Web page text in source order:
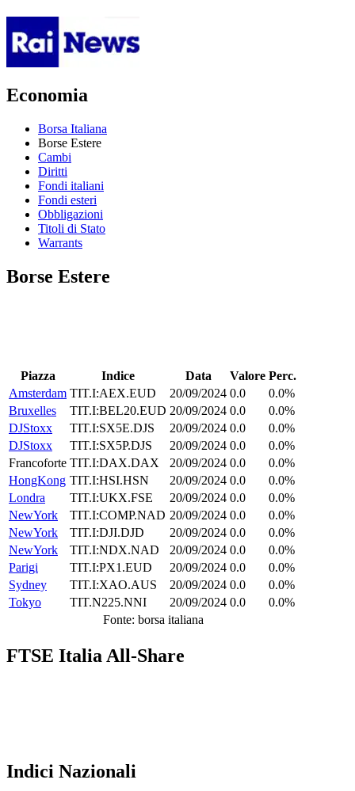
Economia
Borsa Italiana
Borse Estere
Cambi
Diritti
Fondi italiani
Fondi esteri
Obbligazioni
Titoli di Stato
Warrants
Borse Estere
Piazza Indice Data Valore Perc.
Amsterdam TIT.I:AEX.EUD 20/09/2024 0.0
0.0%
Bruxelles
TIT.I:BEL20.EUD 20/09/2024 0.0
0.0%
DJStoxx
TIT.I:SX5E.DJS 20/09/2024 0.0
0.0%
DJStoxx
TIT.I:SX5P.DJS 20/09/2024 0.0
0.0%
Francoforte TIT.I:DAX.DAX 20/09/2024 0.0
0.0%
HongKong TIT.I:HSI.HSN 20/09/2024 0.0
0.0%
Londra
TIT.I:UKX.FSE 20/09/2024 0.0
0.0%
NewYork
TIT.I:COMP.NAD 20/09/2024 0.0
0.0%
NewYork
TIT.I:DJI.DJD 20/09/2024 0.0
0.0%
NewYork
TIT.I:NDX.NAD 20/09/2024 0.0
0.0%
Parigi
TIT.I:PX1.EUD 20/09/2024 0.0
0.0%
Sydney
TIT.I:XAO.AUS 20/09/2024 0.0
0.0%
Tokyo
TIT.N225.NNI 20/09/2024 0.0
0.0%
Fonte: borsa italiana
FTSE Italia All-Share
Indici Nazionali